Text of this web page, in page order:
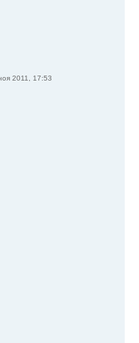
2011, 17:53